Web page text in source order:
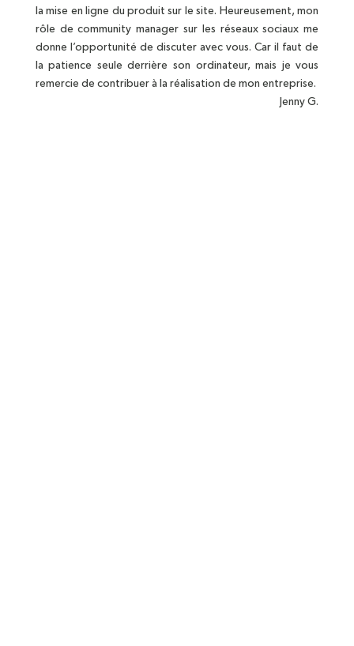
la mise en ligne du produit sur le site. Heureusement, mon
rôle de community manager sur les réseaux sociaux me
donne l’opportunité de discuter avec vous. Car il faut de
la patience seule derrière son ordinateur, mais je vous
remercie de contribuer à la réalisation de mon entreprise.
Jenny G.